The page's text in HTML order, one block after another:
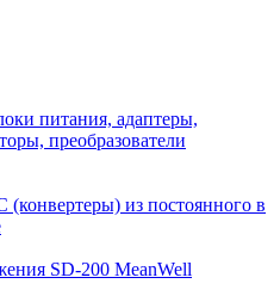
питания, адаптеры,
преобразователи
(конвертеры) из постоянного в
SD-200 MeanWell